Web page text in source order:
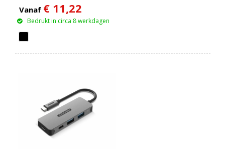
Vanaf € 11,22
Bedrukt in circa 8 werkdagen